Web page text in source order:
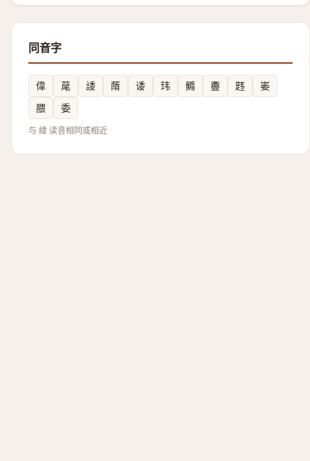
同音字
偉 荱 諉 䔺 诿 玮 䲊 斖 韪
崣
腲
委
与 緯 读音相同或相近